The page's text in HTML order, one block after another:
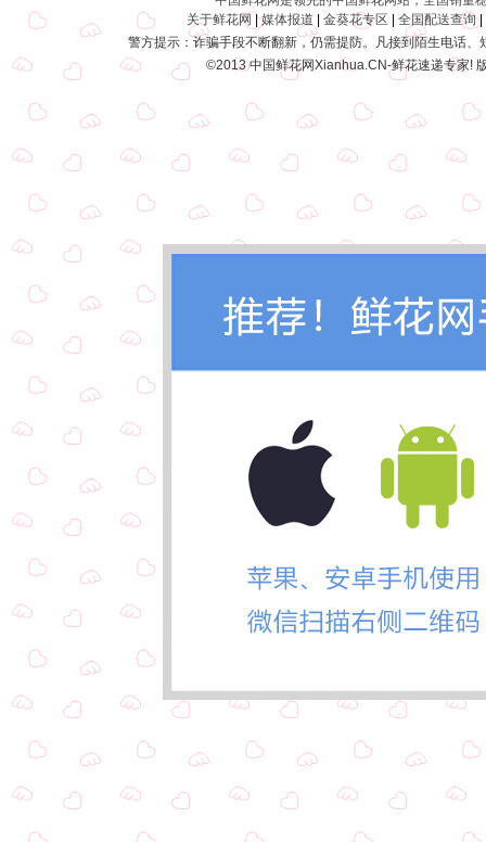
关于鲜花网 |媒体报道 |金葵花专区 |全国配送查询|
警方提示：诈骗手段不断翻新，仍需提防。凡接到陌生电话
©2013中国鲜花网Xianhua.CN-鲜花速递专家!